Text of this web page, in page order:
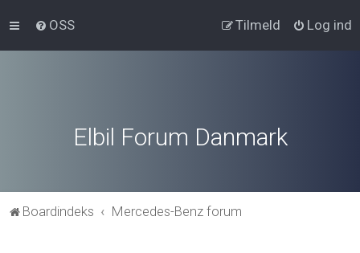
OSS Log ind
Tilmeld
Elbil Forum Danmark
Boardindeks Mercedes-Benz forum